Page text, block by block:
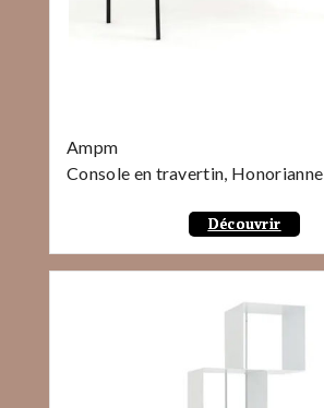
Ampm
Console en travertin, Honorianne
Découvrir